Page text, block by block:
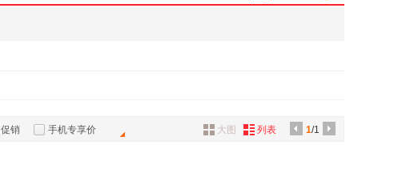
家具装饰
促销 手机专享价 1/1
大图 列表